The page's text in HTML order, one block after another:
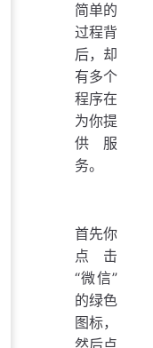
简单的
过程背
后，却
有多个
程序在
为你提
供服
务。
首先你
点击
“微信”
的绿色
图标，
然后点